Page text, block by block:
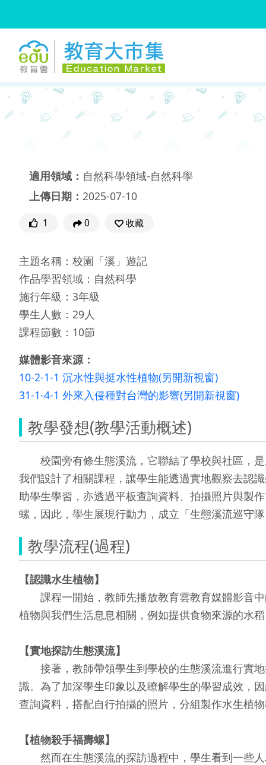
適用領域： 自然科學領域-自然科學
上傳日期： 2025-07-10
1 0 收藏
主題名稱：校園「溪」遊記
作品學習領域：自然科學
施行年級：3年級
學生人數：29人
課程節數：10節
媒體影音來源：
10-2-1-1 沉水性與挺水性植物(另開新視窗)
31-1-4-1 外來入侵種對台灣的影響(另開新視窗)
教學發想(教學活動概述)
校園旁有條生態溪流，它聯結了學校與社區，是
我們設計了相關課程，讓學生能透過實地觀察去認
助學生學習，亦透過平板查詢資料、拍攝照片與製
螺，因此，學生展現行動力，成立「生態溪流巡守
教學流程(過程)
【認識水生植物】
課程一開始，教師先播放教育雲教育媒體影音
植物與我們生活息息相關，例如提供食物來源的水
【實地探訪生態溪流】
接著，教師帶領學生到學校的生態溪流進行實地
識。為了加深學生印象以及瞭解學生的學習成效，
查詢資料，搭配自行拍攝的照片，分組製作水生植
【植物殺手福壽螺】
然而在生態溪流的探訪過程中，學生看到一些人